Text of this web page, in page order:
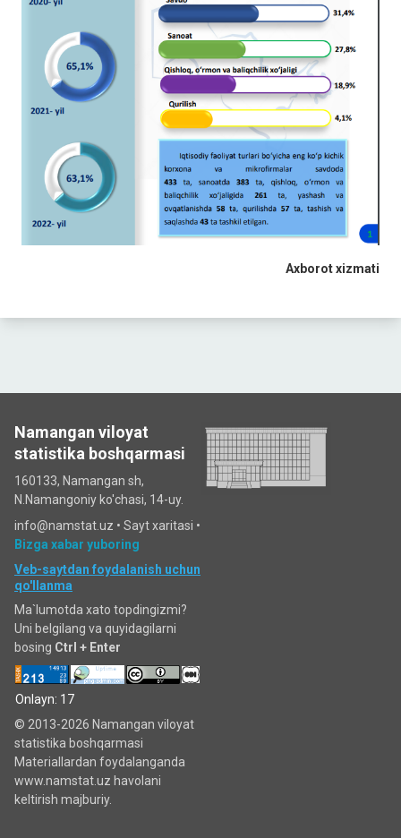
Axborot xizmati
Namangan viloyat
statistika boshqarmasi
160133, Namangan sh,
N.Namangoniy ko'chasi, 14-uy.
info@namstat.uz • Sayt xaritasi •
Bizga xabar yuboring
Veb-saytdan foydalanish uchun
qo'llanma
Ma`lumotda xato topdingizmi?
Uni belgilang va quyidagilarni
bosing Ctrl + Enter
Onlayn: 17
© 2013-2026 Namangan viloyat
statistika boshqarmasi
Materiallardan foydalanganda
www.namstat.uz havolani
keltirish majburiy.